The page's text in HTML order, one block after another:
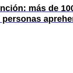
más de